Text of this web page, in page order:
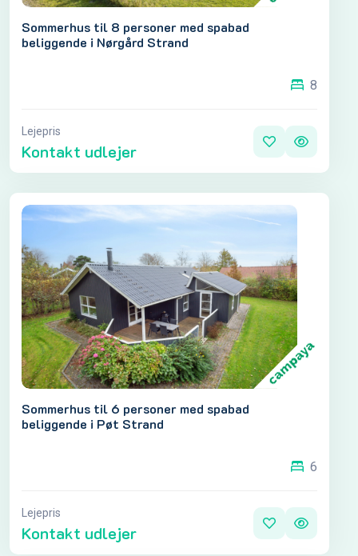
Sommerhus til 8 personer med spabad
beliggende i Nørgård Strand
8
Lejepris
Kontakt udlejer
Sommerhus til 6 personer med spabad
beliggende i Pøt Strand
6
Lejepris
Kontakt udlejer